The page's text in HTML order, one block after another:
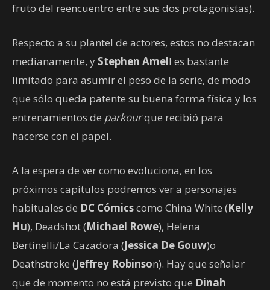
fruto del reencuentro entre sus dos protagonistas).
Respecto a su plantel de actores, estos no destacan
medianamente, y Stephen Amell es bastante
limitado para asumir el peso de la serie, de modo
que sólo queda patente su buena forma física y los
entrenamientos de parkourque recibió para
hacerse con el papel.
A la espera de ver como evoluciona, en los
próximos capítulos podremos ver a personajes
habituales de DC Cómicscomo China White (Kelly
Hu), Deadshot (Michael Rowe), Helena
Bertinelli/La Cazadora (Jessica De Gouw)o
Deathstroke (Jeffrey Robinson). Hay que señalar
que de momento no está previsto que Dinah